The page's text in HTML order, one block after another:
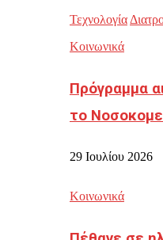
Τεχνολογία
Κοινωνικά
Πρόγραμμα
το
29 Ιουλίου 2026
Κοινωνικά